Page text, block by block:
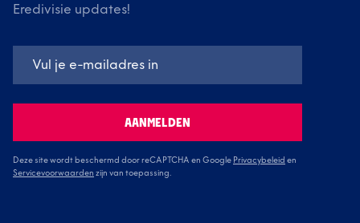
Eredivisie updates!
AANMELDEN
Deze site wordt beschermd door reCAPTCHA en Google Privacybeleid en
Servicevoorwaarden zijn van toepassing.